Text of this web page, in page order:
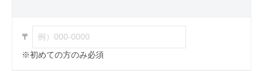
〒
※初めての方のみ必須